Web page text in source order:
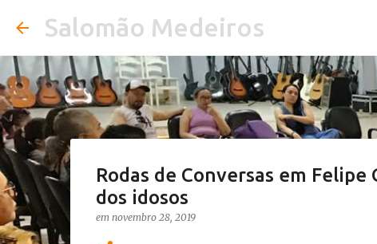
Salomão Medeiros
Rodas de Conversas em
dos idosos
em novembro 28, 2019